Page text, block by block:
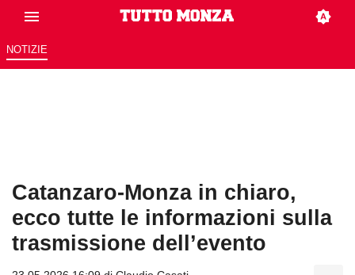
NOTIZIE
Catanzaro-Monza in chiaro,
ecco tutte le informazioni sulla
trasmissione dell’evento